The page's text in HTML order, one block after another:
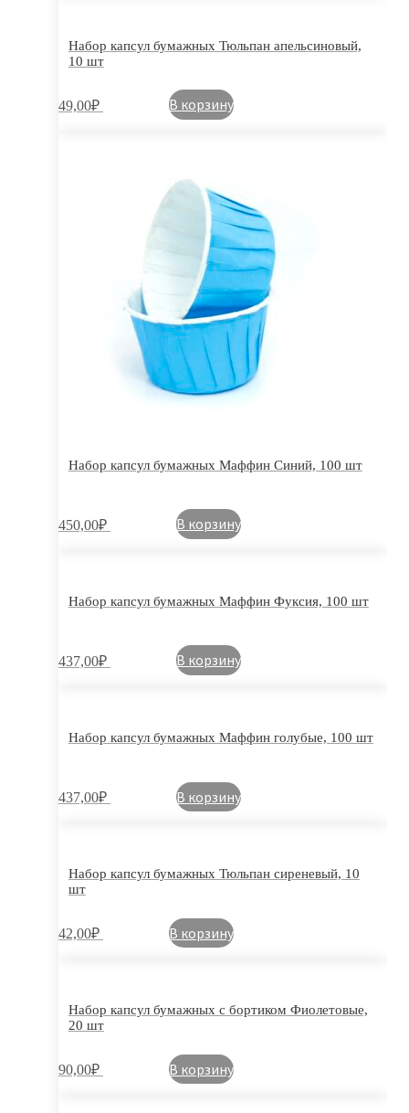
Набор капсул бумажных Тюльпан апельсиновый,
10 шт
49,00₽ В корзину
Набор капсул бумажных Маффин Синий, 100 шт
450,00₽ В корзину
Набор капсул бумажных Маффин Фуксия, 100 шт
437,00₽ В корзину
Набор капсул бумажных Маффин голубые, 100 шт
437,00₽ В корзину
Набор капсул бумажных Тюльпан сиреневый, 10
шт
42,00₽ В корзину
Набор капсул бумажных с бортиком Фиолетовые,
20 шт
90,00₽ В корзину